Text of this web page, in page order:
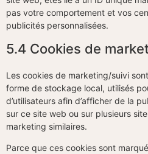
pas votre comportement et vos
publicités personnalisées.
5.4 Cookies de
Les cookies de marketing/suivi
forme de stockage local, utilisés
d’utilisateurs afin d’afficher de la
sur ce site web ou sur plusieurs
marketing similaires.
Parce que ces cookies sont